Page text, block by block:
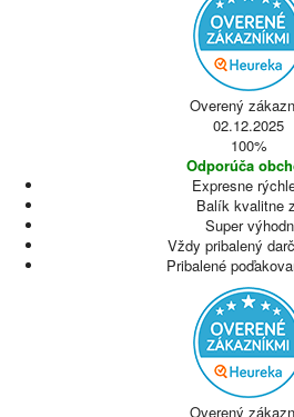
Overený
02.12.2025
100%
Odporúča
Expresne
Balík kvalitne
Super
Vždy pribalený
Pribalené
Overený